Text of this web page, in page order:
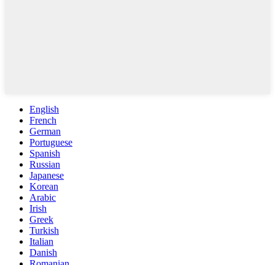
English
French
German
Portuguese
Spanish
Russian
Japanese
Korean
Arabic
Irish
Greek
Turkish
Italian
Danish